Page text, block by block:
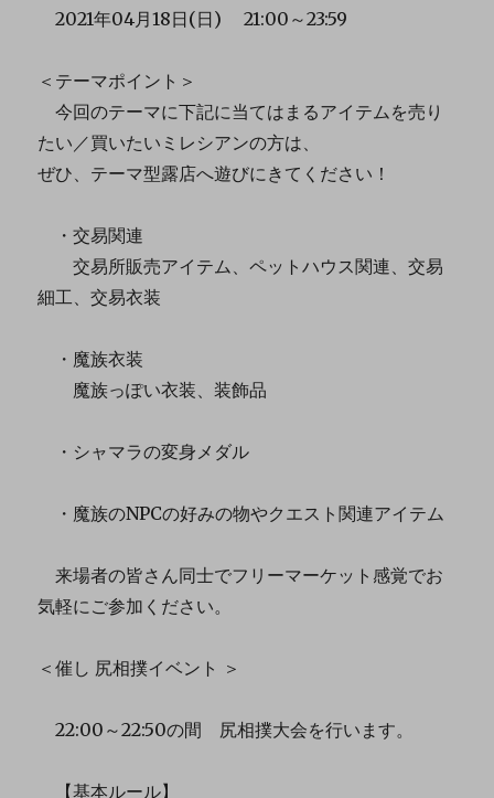
2021年04月18日(日) 21:00～23:59
＜テーマポイント＞
今回のテーマに下記に当てはまるアイテムを売り
たい／買いたいミレシアンの方は、
ぜひ、テーマ型露店へ遊びにきてください！
・交易関連
交易所販売アイテム、ペットハウス関連、交易
細工、交易衣装
・魔族衣装
魔族っぽい衣装、装飾品
・シャマラの変身メダル
・魔族のNPCの好みの物やクエスト関連アイテム
来場者の皆さん同士でフリーマーケット感覚でお
気軽にご参加ください。
＜催し 尻相撲イベント ＞
22:00～22:50の間 尻相撲大会を行います。
【基本ルール】